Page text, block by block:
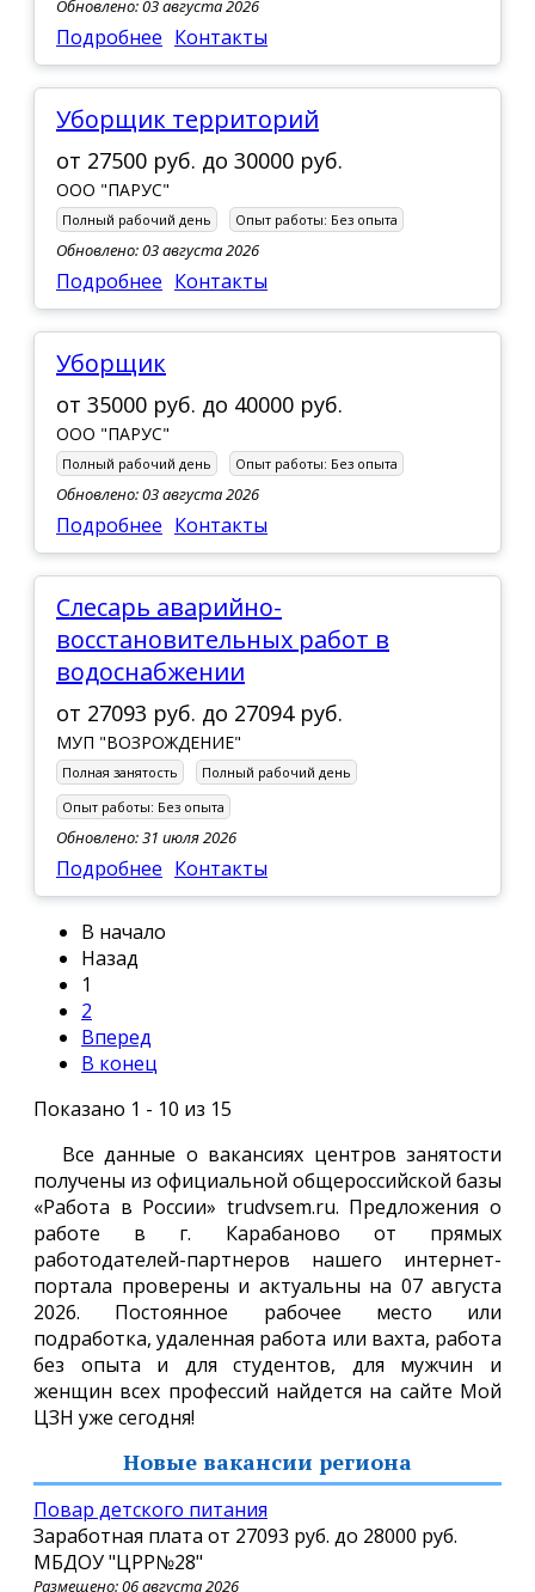
Обновлено: 03 августа 2026
Подробнее Контакты
Уборщик территорий
от 27500 руб. до 30000 руб.
ООО "ПАРУС"
Полный рабочий день Опыт работы: Без опыта
Обновлено: 03 августа 2026
Подробнее Контакты
Уборщик
от 35000 руб. до 40000 руб.
ООО "ПАРУС"
Полный рабочий день Опыт работы: Без опыта
Обновлено: 03 августа 2026
Подробнее Контакты
Слесарь аварийно-
восстановительных работ в
водоснабжении
от 27093 руб. до 27094 руб.
МУП "ВОЗРОЖДЕНИЕ"
Полная занятость
Полный рабочий день
Опыт работы: Без опыта
Обновлено: 31 июля 2026
Подробнее Контакты
В начало
Назад
1
2
Вперед
В конец
Показано 1 - 10 из 15
Все данные о вакансиях центров занятости
получены из официальной общероссийской базы
«Работа в России» trudvsem.ru. Предложения о
работе в г. Карабаново от прямых
работодателей-партнеров нашего интернет-
портала проверены и актуальны на 07 августа
2026. Постоянное рабочее место или
подработка, удаленная работа или вахта, работа
без опыта и для студентов, для мужчин и
женщин всех профессий найдется на сайте Мой
ЦЗН уже сегодня!
Новые вакансии региона
Повар детского питания
Заработная плата от 27093 руб. до 28000 руб.
МБДОУ "ЦРР№28"
Размещено: 06 августа 2026